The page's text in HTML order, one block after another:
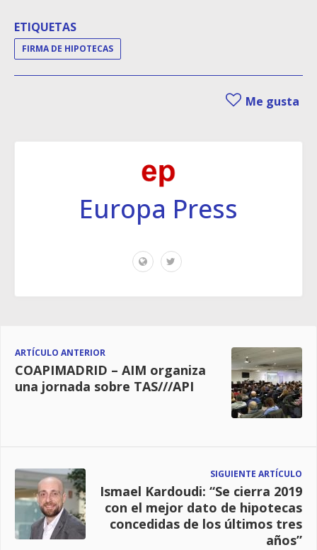
ETIQUETAS
FIRMA DE HIPOTECAS
Me gusta
Europa Press
ARTÍCULO ANTERIOR
COAPIMADRID – AIM organiza
una jornada sobre TAS///API
SIGUIENTE ARTÍCULO
Ismael Kardoudi: “Se cierra 2019
con el mejor dato de hipotecas
concedidas de los últimos tres
años”